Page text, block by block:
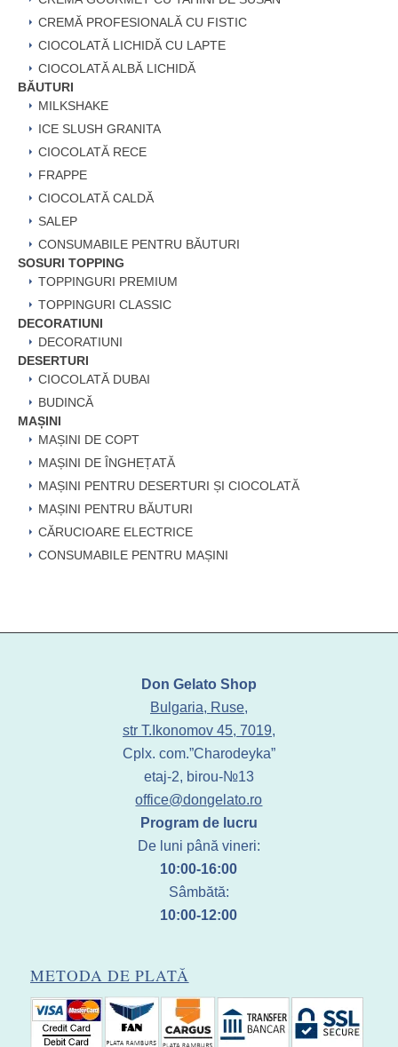
CREMĂ PROFESIONALĂ CU FISTIC
CIOCOLATĂ LICHIDĂ CU LAPTE
CIOCOLATĂ ALBĂ LICHIDĂ
BĂUTURI
MILKSHAKE
ICE SLUSH GRANITA
CIOCOLATĂ RECE
FRAPPE
CIOCOLATĂ CALDĂ
SALEP
CONSUMABILE PENTRU BĂUTURI
SOSURI TOPPING
TOPPINGURI PREMIUM
TOPPINGURI CLASSIC
DECORATIUNI
DECORATIUNI
DESERTURI
CIOCOLATĂ DUBAI
BUDINCĂ
MAȘINI
MAȘINI DE COPT
MAȘINI DE ÎNGHEȚATĂ
MAȘINI PENTRU DESERTURI ȘI CIOCOLATĂ
MAȘINI PENTRU BĂUTURI
CĂRUCIOARE ELECTRICE
CONSUMABILE PENTRU MAȘINI
Don Gelato Shop
Bulgaria, Ruse,
str T.Ikonomov 45, 7019,
Cplx. com.”Charodeyka”
etaj-2, birou-№13
office@dongelato.ro
Program de lucru
De luni până vineri:
10:00-16:00
Sâmbătă:
10:00-12:00
METODA DE PLATĂ